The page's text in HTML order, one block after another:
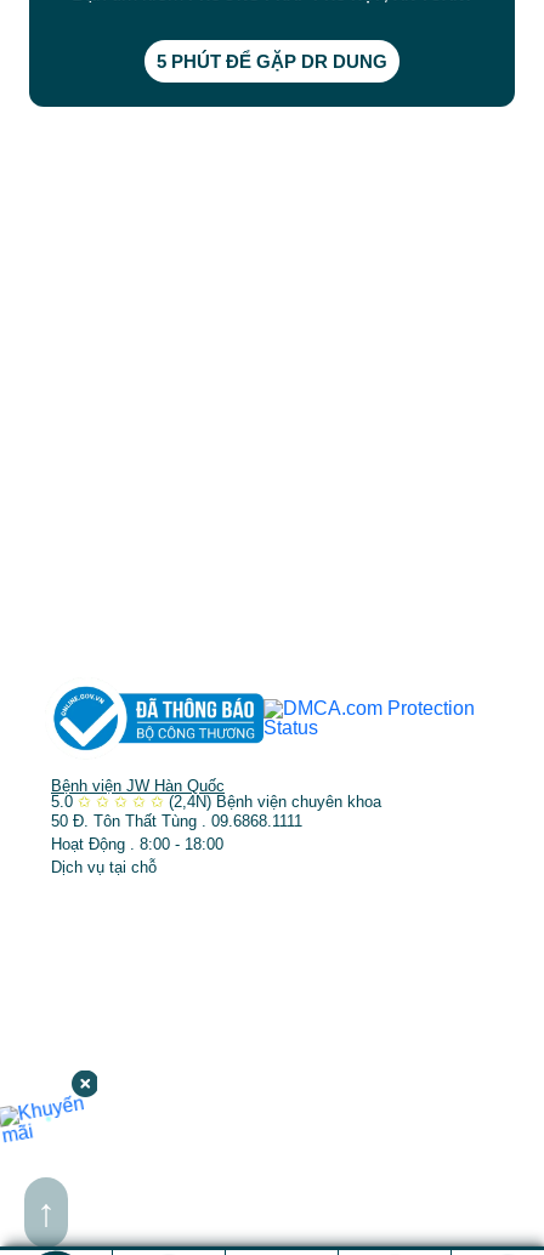
5 PHÚT ĐỂ GẶP DR DUNG
↑
Bệnh viện JW Hàn Quốc
5.0 ✩ ✩ ✩ ✩ ✩ (2,4N) Bệnh viện chuyên khoa
50 Đ. Tôn Thất Tùng . 09.6868.1111
Hoạt Động . 8:00 - 18:00
Dịch vụ tại chỗ